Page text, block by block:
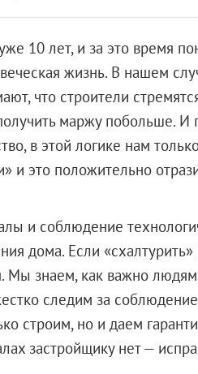
10 лет, и за это время
жизнь. В нашем
что строители
маржу побольше. И
в этой логике нам
это положительно
и соблюдение
дома. Если
Мы знаем, как важно
следим за
строим, но и даем
застройщику нет —